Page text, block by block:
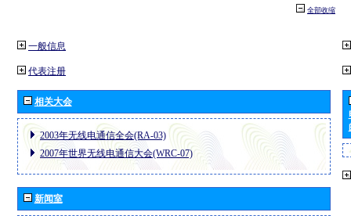
全部收缩
一般信息
代表注册
相关大会
2003年无线电通信全会(RA-03)
2007年世界无线电通信大会(WRC-07)
新闻室